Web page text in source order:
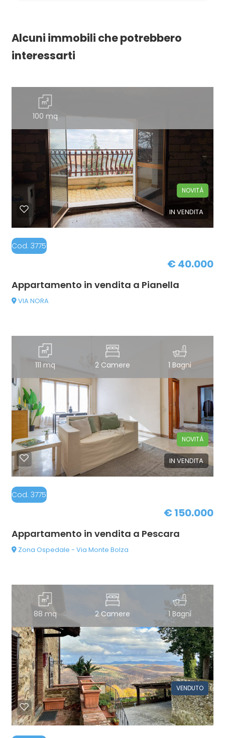
Alcuni immobili che potrebbero
interessarti
100 mq
IN VENDITA
NOVITÀ
Cod. 37751031-PE114
€ 40.000
Appartamento in vendita a Pianella
VIA NORA
111 mq 2 Camere 1 Bagni
IN VENDITA
NOVITÀ
Cod. 37751019-PE109 K
€ 150.000
Appartamento in vendita a Pescara
Zona Ospedale - Via Monte Bolza
88 mq 2 Camere 1 Bagni
VENDUTO